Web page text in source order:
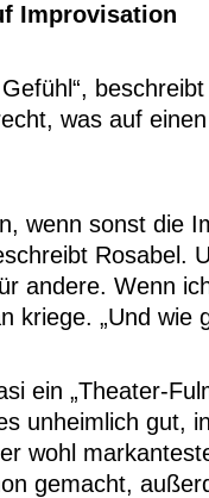
Improvisation
was auf
wenn sonst die
andere. Wenn
kriege. „Und wie
ein „Theater-
unheimlich gut,
wohl
gemacht,